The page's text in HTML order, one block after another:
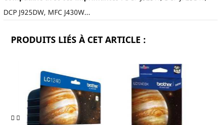
DCP J925DW, MFC J430W...
PRODUITS LIÉS À CET ARTICLE :